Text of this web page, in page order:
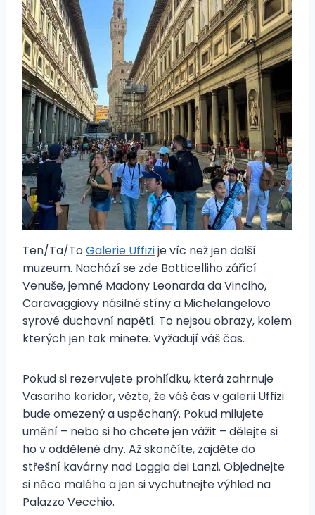
Ten/Ta/To Galerie Uffizije víc než jen další
muzeum. Nachází se zde Botticelliho zářící
Venuše, jemné Madony Leonarda da Vinciho,
Caravaggiovy násilné stíny a Michelangelovo
syrové duchovní napětí. To nejsou obrazy, kolem
kterých jen tak minete. Vyžadují váš čas.
Pokud si rezervujete prohlídku, která zahrnuje
Vasariho koridor, vězte, že váš čas v galerii Uffizi
bude omezený a uspěchaný. Pokud milujete
umění – nebo si ho chcete jen vážit – dělejte si
ho v oddělené dny. Až skončíte, zajděte do
střešní kavárny nad Loggia dei Lanzi. Objednejte
si něco malého a jen si vychutnejte výhled na
Palazzo Vecchio.